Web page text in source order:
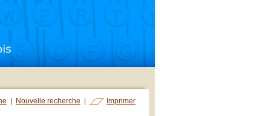
Nouvelle recherche Imprimer